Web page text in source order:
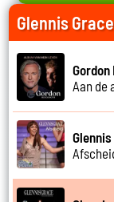
Glennis
Aan de